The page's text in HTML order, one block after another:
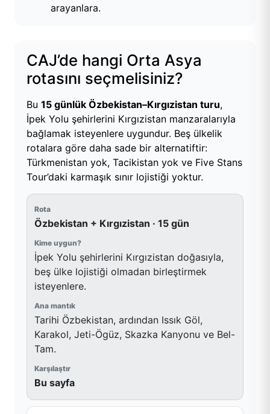
arayanlara.
CAJ’de hangi Orta Asya
rotasını seçmelisiniz?
Bu 15 günlük Özbekistan–Kırgızistan turu,
İpek Yolu şehirlerini Kırgızistan manzaralarıyla
bağlamak isteyenlere uygundur. Beş ülkelik
rotalara göre daha sade bir alternatiftir:
Türkmenistan yok, Tacikistan yok ve Five Stans
Tour’daki karmaşık sınır lojistiği yoktur.
Özbekistan + Kırgızistan · 15 gün
İpek Yolu şehirlerini Kırgızistan doğasıyla,
beş ülke lojistiği olmadan birleştirmek
isteyenlere.
Tarihi Özbekistan, ardından Issık Göl,
Karakol, Jeti-Ögüz, Skazka Kanyonu ve Bel-
Tam.
Bu sayfa